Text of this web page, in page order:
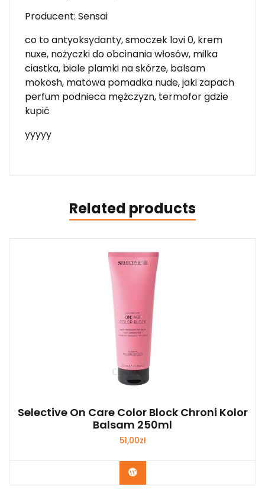
Producent: Sensai
co to antyoksydanty, smoczek lovi 0, krem
nuxe, nożyczki do obcinania włosów, milka
ciastka, biale plamki na skórze, balsam
mokosh, matowa pomadka nude, jaki zapach
perfum podnieca mężczyzn, termofor gdzie
kupić
yyyyy
Related products
Selective On Care Color Block Chroni Kolor
Balsam 250ml
51,00zł
Zobacz